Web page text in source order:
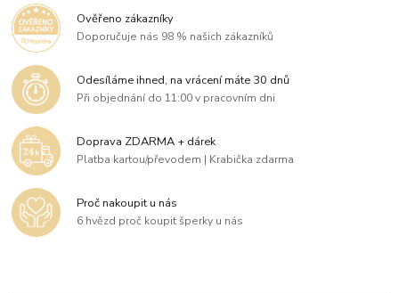
Ověřeno zákazníky
Doporučuje nás 98 % našich zákazníků
Odesíláme ihned, na vrácení máte 30 dnů
Při objednání do 11:00 v pracovním dni
Doprava ZDARMA + dárek
Platba kartou/převodem | Krabička zdarma
Proč nakoupit u nás
6 hvězd proč koupit šperky u nás